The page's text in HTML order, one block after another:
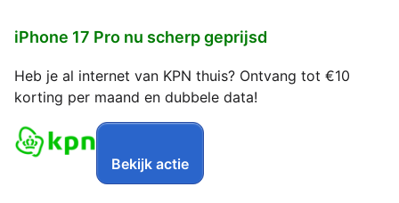
iPhone 17 Pro nu scherp geprijsd
Heb je al internet van KPN thuis? Ontvang tot €10
korting per maand en dubbele data!
Bekijk actie